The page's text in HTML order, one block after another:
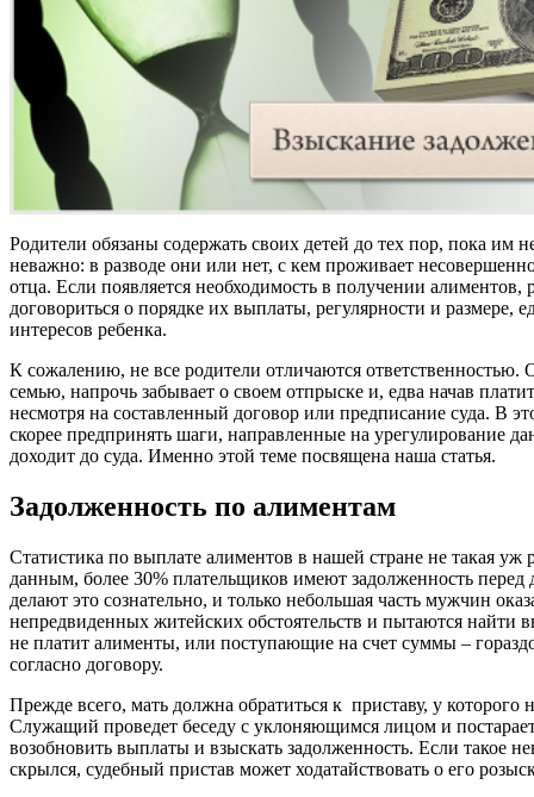
Родители обязаны содержать своих детей до тех пор, пока им
неважно: в разводе они или нет, с кем проживает
отца. Если появляется необходимость в получении алиментов,
договориться о порядке их выплаты, регулярности и размере,
интересов ребенка.
К сожалению, не все родители отличаются ответственностью.
семью, напрочь забывает о своем отпрыске и, едва начав
несмотря на составленный договор или предписание суда. В
скорее предпринять шаги, направленные на урегулирование
доходит до суда. Именно этой теме посвящена наша статья.
Задолженность по алиментам
Статистика по выплате алиментов в нашей стране не такая уж
данным, более 30% плательщиков имеют задолженность
делают это сознательно, и только небольшая часть мужчин
непредвиденных житейских обстоятельств и пытаются найти
не платит алименты, или поступающие на счет суммы –
согласно договору.
Прежде всего, мать должна обратиться к приставу, у которого
Служащий проведет беседу с уклоняющимся лицом и
возобновить выплаты и взыскать задолженность. Если такое
скрылся, судебный пристав может ходатайствовать о его